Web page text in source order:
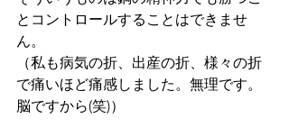
とコントロールすることはできませ
ん。
（私も病気の折、出産の折、様々の折
で痛いほど痛感しました。無理です。
脳ですから(笑)）